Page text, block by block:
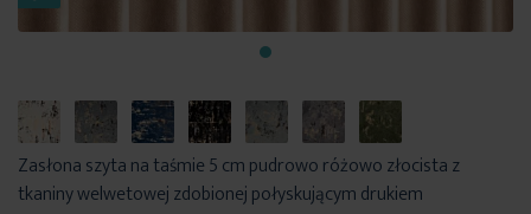
Zasłona szyta na taśmie 5 cm pudrowo różowo złocista z
tkaniny welwetowej zdobionej połyskującym drukiem